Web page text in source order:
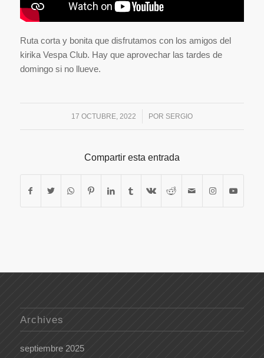
Ruta corta y bonita que disfrutamos con los amigos del
kirika Vespa Club. Hay que aprovechar las tardes de
domingo si no llueve.
17 OCTUBRE, 2022
/ POR SERGIO
Compartir esta entrada
Archives
septiembre 2025